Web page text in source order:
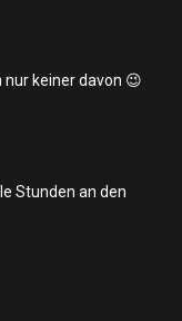
nur keiner davon 😉
Stunden an den